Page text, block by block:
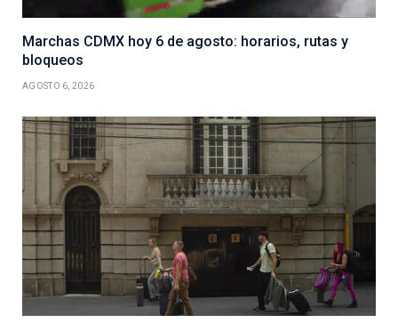
Marchas CDMX hoy 6 de agosto: horarios, rutas y
bloqueos
AGOSTO 6, 2026